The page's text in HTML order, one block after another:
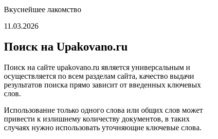
Вкуснейшее лакомство
11.03.2026
Поиск на Upakovano.ru
Поиск на сайте upakovano.ru является универсальным и
осуществляется по всем разделам сайта, качество выдачи
результатов поиска прямо зависит от введенных ключевых
слов.
Использование только одного слова или общих слов может
привести к излишнему количеству документов, в таких
случаях нужно использовать уточняющие ключевые слова.